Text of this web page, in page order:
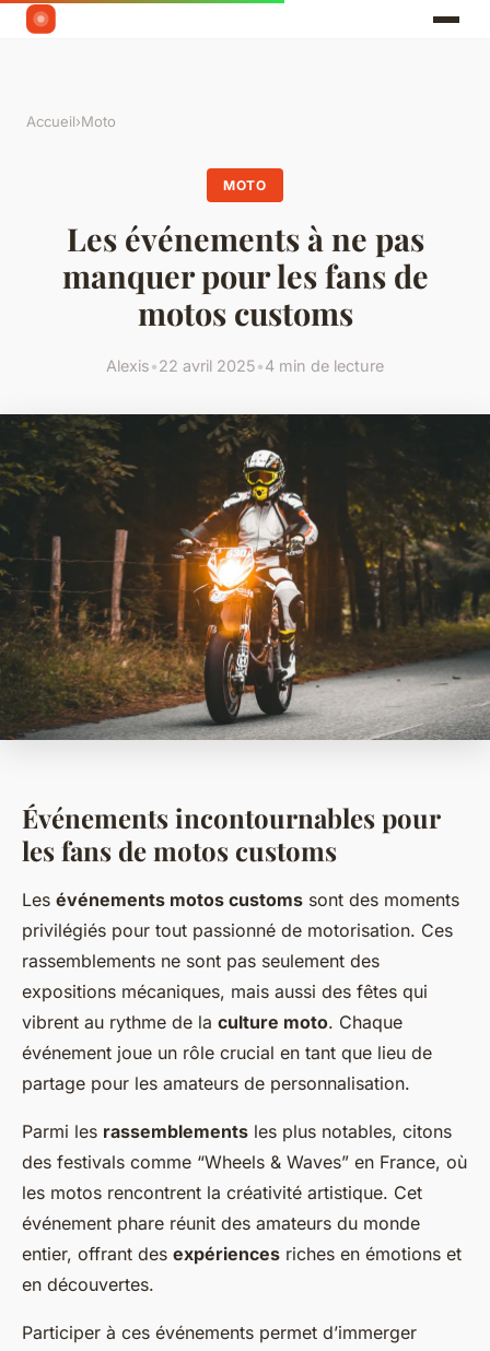
Accueil›Moto
MOTO
Les événements à ne pas
manquer pour les fans de
motos customs
Alexis•22 avril 2025•4 min de lecture
Événements incontournables pour
les fans de motos customs
Les événements motos customs sont des moments
privilégiés pour tout passionné de motorisation. Ces
rassemblements ne sont pas seulement des
expositions mécaniques, mais aussi des fêtes qui
vibrent au rythme de la culture moto. Chaque
événement joue un rôle crucial en tant que lieu de
partage pour les amateurs de personnalisation.
Parmi les rassemblements les plus notables, citons
des festivals comme “Wheels & Waves” en France, où
les motos rencontrent la créativité artistique. Cet
événement phare réunit des amateurs du monde
entier, offrant des expériences riches en émotions et
en découvertes.
Participer à ces événements permet d’immerger